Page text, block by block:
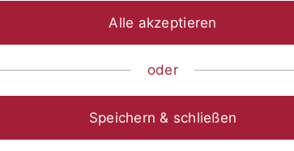
Fachbereiche Altertums- und
Alle akzeptieren
oder
Speichern & schließen